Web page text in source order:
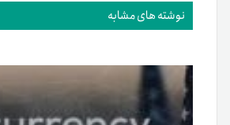
نوشته های مشابه